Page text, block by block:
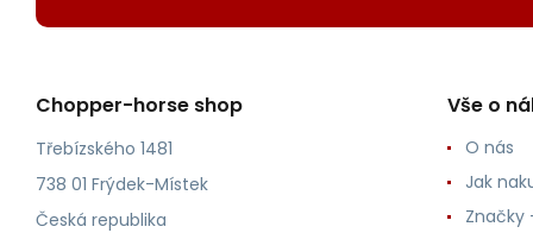
Chopper-horse shop
Třebízského 1481
738 01 Frýdek-Místek
Česká republika
Vše o
O nás
Jak
Značky